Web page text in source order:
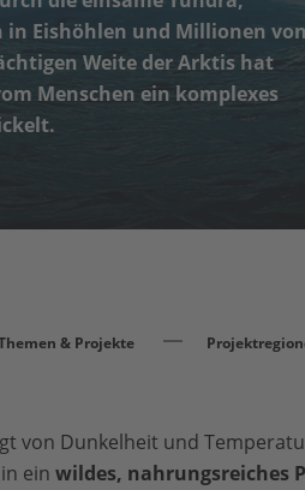
in Eishöhlen und Millionen von
Weite der Arktis hat
Menschen ein komplexes
& Projekte
von Dunkelheit und
ein wildes, nahrungsreiches